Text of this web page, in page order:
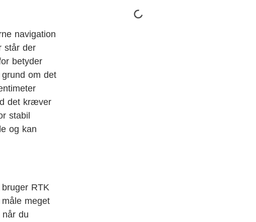
navigation
står der
betyder
om det
det kræver
stabil
og kan
RTK
meget
du